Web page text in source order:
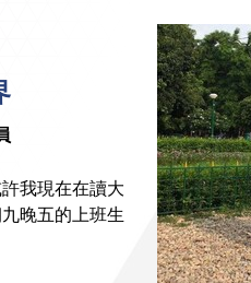
我現在在讀大
晚五的上班生